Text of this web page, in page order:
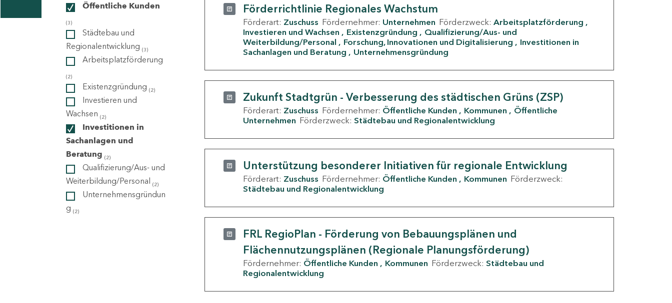
Öffentliche Kunden
(3)
Städtebau und
Regionalentwicklung (3)
Arbeitsplatzförderung
(2)
Existenzgründung (2)
Investieren und
Wachsen (2)
Investitionen in
Sachanlagen und
Beratung (2)
Qualifizierung/Aus- und
Weiterbildung/Personal (2)
Unternehmensgründun
g (2)
Förderrichtlinie Regionales Wachstum
Förderart: Zuschuss Fördernehmer: Unternehmen Förderzweck: Arbeitsplatzförderung
Investieren und Wachsen
Existenzgründung
Qualifizierung/Aus- und
Weiterbildung/Personal
Forschung, Innovationen und Digitalisierung
Investitionen in
Sachanlagen und Beratung
Unternehmensgründung
Zukunft Stadtgrün - Verbesserung des städtischen Grüns (ZSP)
Förderart: Zuschuss Fördernehmer: Öffentliche Kunden Kommunen
Öffentliche
Unternehmen Förderzweck: Städtebau und Regionalentwicklung
Unterstützung besonderer Initiativen für regionale Entwicklung
Förderart: Zuschuss Fördernehmer: Öffentliche Kunden Kommunen Förderzweck:
Städtebau und Regionalentwicklung
FRL RegioPlan - Förderung von Bebauungsplänen und
Flächennutzungsplänen (Regionale Planungsförderung)
Fördernehmer: Öffentliche Kunden Kommunen Förderzweck: Städtebau und
Regionalentwicklung